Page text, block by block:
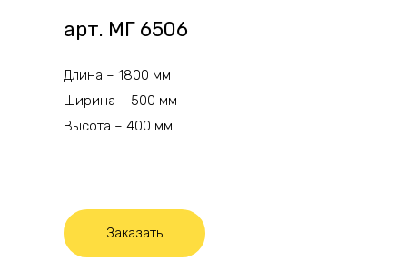
арт. МГ 6506
Длина – 1800 мм
Ширина – 500 мм
Высота – 400 мм
Заказать